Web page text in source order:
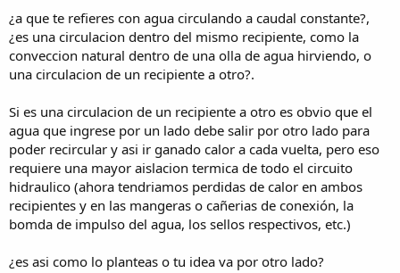
¿a que te refieres con agua circulando a caudal constante?,
¿es una circulacion dentro del mismo recipiente, como la
conveccion natural dentro de una olla de agua hirviendo, o
una circulacion de un recipiente a otro?.
Si es una circulacion de un recipiente a otro es obvio que el
agua que ingrese por un lado debe salir por otro lado para
poder recircular y asi ir ganado calor a cada vuelta, pero eso
requiere una mayor aislacion termica de todo el circuito
hidraulico (ahora tendriamos perdidas de calor en ambos
recipientes y en las mangeras o cañerias de conexión, la
bomda de impulso del agua, los sellos respectivos, etc.)
¿es asi como lo planteas o tu idea va por otro lado?